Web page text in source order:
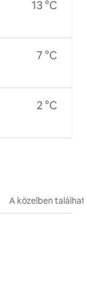
13 °C
7 °C
2 °C
A közelben